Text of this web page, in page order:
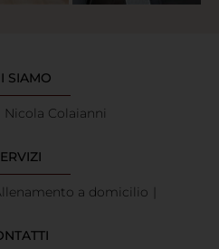
SIAMO
Nicola Colaianni
a domicilio